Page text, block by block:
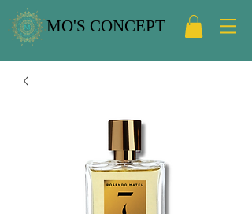
MO'S CONCEPT